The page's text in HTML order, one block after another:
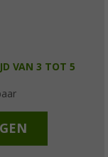
VAN 3 TOT 5